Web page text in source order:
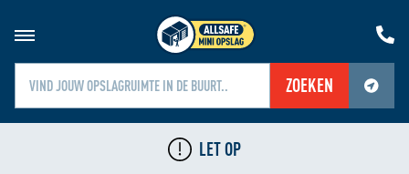
ZOEKEN
Jouw locatiediensten zijn uitgeschakeld.
Schakel jouw locatiediensten in om deze functie te gebruiken.
LET OP
LAAGSTE PRIJS